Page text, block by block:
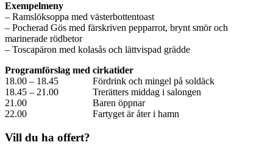
Exempelmeny
– Ramslöksoppa med västerbottentoast
– Pocherad Gös med färskriven pepparrot, brynt smör och
marinerade rödbetor
– Toscapäron med kolasås och lättvispad grädde
Programförslag med cirkatider
18.00 – 18.45 Fördrink och mingel på soldäck
18.45 – 21.00 Trerätters middag i salongen
21.00 Baren öppnar
22.00 Fartyget är åter i hamn
Vill du ha offert?